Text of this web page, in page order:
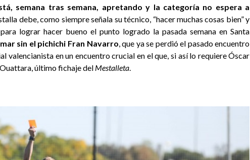
semana tras semana, apretando y la categoría no espera a
debe, como siempre señala su técnico, “hacer muchas cosas bien” y
lograr hacer bueno el punto logrado la pasada semana en Santa
sin el pichichi Fran Navarro , que ya se perdió el pasado encuentro
valencianista en un encuentro crucial en el que, si así lo requiere Óscar
último fichaje del Mestalleta